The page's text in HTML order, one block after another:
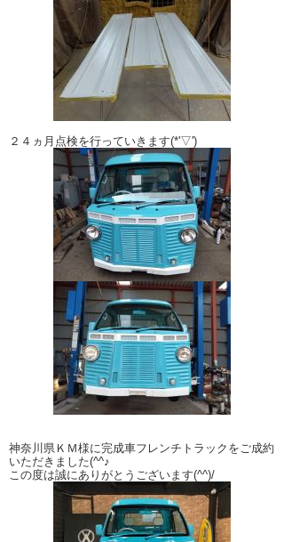
２４ヵ月点検を行っていきます(*'▽')
神奈川県ＫＭ様に完成車フレンチトラックをご成約
いただきました(^^♪
この度は誠にありがとうございます(^^)/